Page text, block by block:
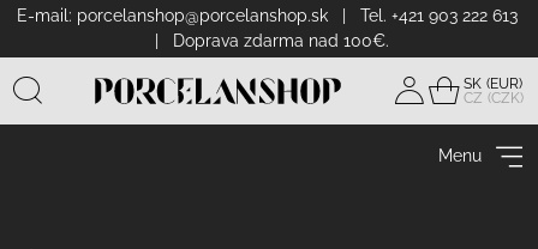
E-mail: porcelanshop@porcelanshop.sk| Tel. +421 903 222 613
| Doprava zdarma nad 100€.
Prihlásiť
SK
CZ
Menu